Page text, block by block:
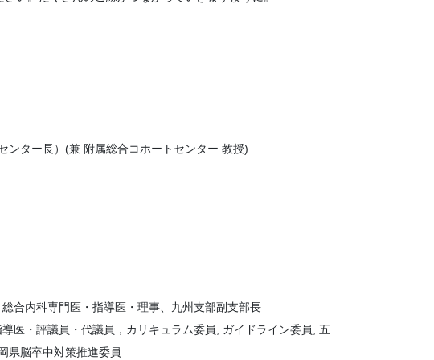
ンター長）(兼 附属総合コホートセンター 教授)
合内科専門医・指導医・理事、九州支部副支部長
医・評議員・代議員，カリキュラム委員, ガイドライン委員, 五
県脳卒中対策推進委員